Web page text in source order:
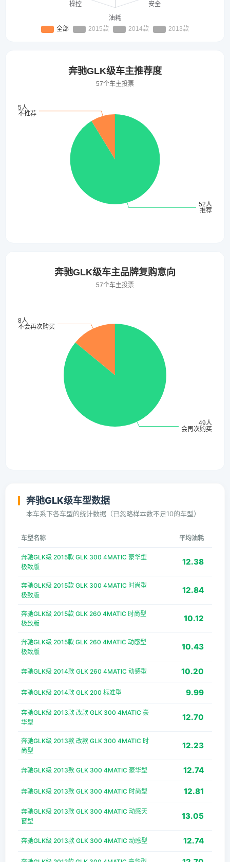
奔驰GLK级车型数据
本车系下各车型的统计数据（已忽略样本数不足10的车型）
车型名称 平均油耗
奔驰GLK级 2015款 GLK 300 4MATIC 豪华型
极致版
12.38
奔驰GLK级 2015款 GLK 300 4MATIC 时尚型
极致版
12.84
奔驰GLK级 2015款 GLK 260 4MATIC 时尚型
极致版
10.12
奔驰GLK级 2015款 GLK 260 4MATIC 动感型
极致版
10.43
奔驰GLK级 2014款 GLK 260 4MATIC 动感型 10.20
奔驰GLK级 2014款 GLK 200 标准型 9.99
奔驰GLK级 2013款 改款 GLK 300 4MATIC 豪
华型
12.70
奔驰GLK级 2013款 改款 GLK 300 4MATIC 时
尚型
12.23
奔驰GLK级 2013款 GLK 300 4MATIC 豪华型 12.74
奔驰GLK级 2013款 GLK 300 4MATIC 时尚型 12.81
奔驰GLK级 2013款 GLK 300 4MATIC 动感天
窗型
13.05
奔驰GLK级 2013款 GLK 300 4MATIC 动感型 12.74